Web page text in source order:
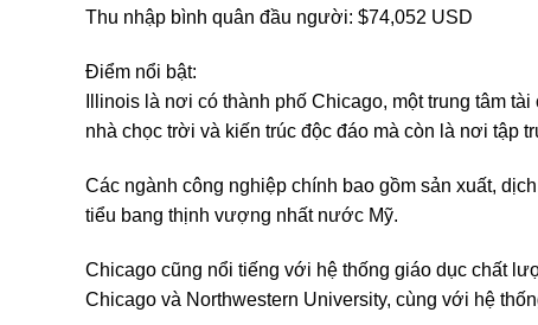
Thu nhập bình quân đầu người: $74,052 USD
Điểm nổi bật:
Illinois là nơi có thành phố Chicago, một trung tâm
nhà chọc trời và kiến trúc độc đáo mà còn là nơi tập
Các ngành công nghiệp chính bao gồm sản xuất,
tiểu bang thịnh vượng nhất nước Mỹ.
Chicago cũng nổi tiếng với hệ thống giáo dục chất
Chicago và Northwestern University, cùng với hệ